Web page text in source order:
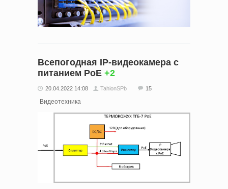
Всепогодная IP-видеокамера с
питанием PoE +2
20.04.2022 14:08 TahionSPb 15
Видеотехника